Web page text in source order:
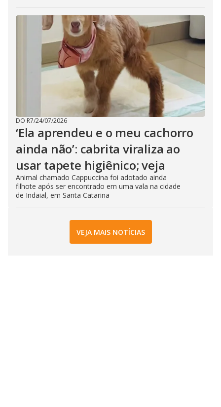
DO R7/24/07/2026
‘Ela aprendeu e o meu cachorro
ainda não’: cabrita viraliza ao
usar tapete higiênico; veja
Animal chamado Cappuccina foi adotado ainda
filhote após ser encontrado em uma vala na cidade
de Indaial, em Santa Catarina
VEJA MAIS NOTÍCIAS